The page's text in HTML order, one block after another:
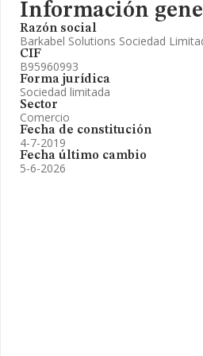
Información
Razón social
Barkabel Solutions Sociedad
CIF
B95960993
Forma jurídica
Sociedad limitada
Sector
Comercio
Fecha de constitución
4-7-2019
Fecha último cambio
5-6-2026